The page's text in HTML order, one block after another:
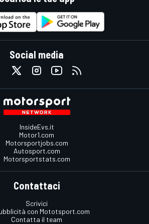
Social media
InsideEvs.it
Motor1.com
Motorsportjobs.com
Autosport.com
Motorsportstats.com
Contattaci
Scrivici
con Mototsport.com
Contatta il team